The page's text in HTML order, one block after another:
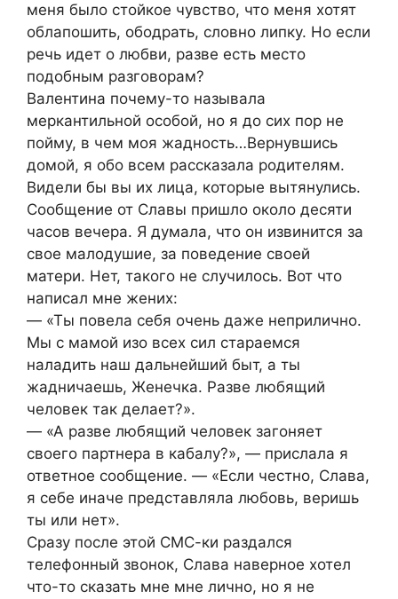
меня было стойкое чувство, что меня хотят
облапошить, ободрать, словно липку. Но если
речь идет о любви, разве есть место
подобным разговорам?
Валентина почему-то называла
меркантильной особой, но я до сих пор не
пойму, в чем моя жадность…Вернувшись
домой, я обо всем рассказала родителям.
Видели бы вы их лица, которые вытянулись.
Сообщение от Славы пришло около десяти
часов вечера. Я думала, что он извинится за
свое малодушие, за поведение своей
матери. Нет, такого не случилось. Вот что
написал мне жених:
— «Ты повела себя очень даже неприлично.
Мы с мамой изо всех сил стараемся
наладить наш дальнейший быт, а ты
жадничаешь, Женечка. Разве любящий
человек так делает?».
— «А разве любящий человек загоняет
своего партнера в кабалу?», — прислала я
ответное сообщение. — «Если честно, Слава,
я себе иначе представляла любовь, веришь
ты или нет».
Сразу после этой СМС-ки раздался
телефонный звонок, Слава наверное хотел
что-то сказать мне мне лично, но я не